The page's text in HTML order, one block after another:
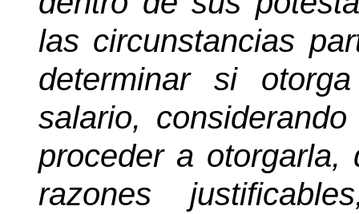
las circunstancias
determinar si
salario,
proceder a otorgarla,
razones